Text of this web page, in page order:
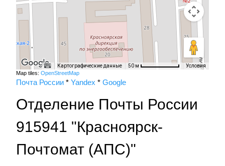
Картографические данные 50 м Условия
Map tiles: OpenStreetMap
Почта России * Yandex * Google
Отделение Почты России
915941 "Красноярск-
Почтомат (АПС)"